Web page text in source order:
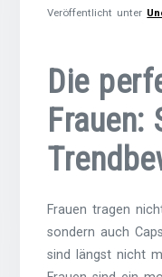
Veröffentlicht unter
Die
Frauen:
Frauen tragen
sondern auch
sind längst nicht